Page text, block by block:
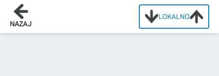
LOKALNO
NAZAJ
Domov